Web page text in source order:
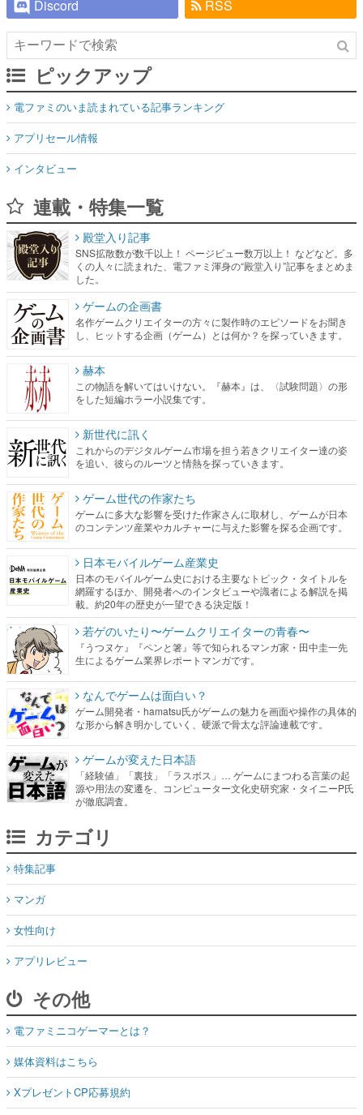
ピックアップ
電ファミのいま読まれている記事ランキング
アプリセール情報
インタビュー
連載・特集一覧
くの人々に読まれた、電ファミ渾身の“殿堂入り”記事をまとめま
した。
ゲームの企画書
名作ゲームクリエイターの方々に製作時のエピソードをお聞き
し、ヒットする企画（ゲーム）とは何か？を探っていきます。
赫本
この物語を解いてはいけない。『赫本』は、〈試験問題〉の形
をした短編ホラー小説集です。
新世代に訊く
これからのデジタルゲーム市場を担う若きクリエイター達の姿
を追い、彼らのルーツと情熱を探っていきます。
ゲーム世代の作家たち
ゲームに多大な影響を受けた作家さんに取材し、ゲームが日本
のコンテンツ産業やカルチャーに与えた影響を探る企画です。
日本モバイルゲーム産業史
日本のモバイルゲーム史における主要なトピック・タイトルを
網羅するほか、開発者へのインタビューや識者による解説を掲
若ゲのいたり〜ゲームクリエイターの青春〜
『うつヌケ』『ペンと箸』等で知られるマンガ家・田中圭一先
生によるゲーム業界レポートマンガです。
なんでゲームは面白い？
ゲーム開発者・hamatsu氏がゲームの魅力を画面や操作の具体的
な形から解き明かしていく、硬派で骨太な評論連載です。
ゲームが変えた日本語
「経験値」「裏技」「ラスボス」… ゲームにまつわる言葉の起
源や用法の変遷を、コンピューター文化史研究家・タイニーP氏
カテゴリ
マンガ
女性向け
アプリレビュー
その他
電ファミニコゲーマーとは？
媒体資料はこちら
XプレゼントCP応募規約
運営：株式会社マレ